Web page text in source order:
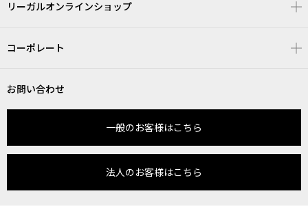
リーガルオンラインショップ
コーポレート
お問い合わせ
一般のお客様はこちら
法人のお客様はこちら